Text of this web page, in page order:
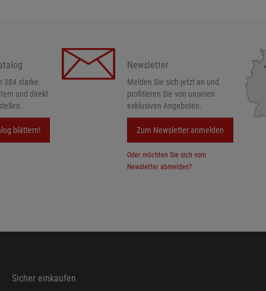
384 starke
und direkt
blättern!
Newsletter
Melden Sie sich jetzt an und
profitieren Sie von unseren
exklusiven Angeboten.
Zum Newsletter anmelden
Oder möchten Sie sich vom
Newsletter abmelden?
Sicher einkaufen